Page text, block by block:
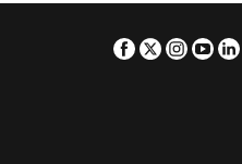
Hotel Kiko
Facebook
Twitter